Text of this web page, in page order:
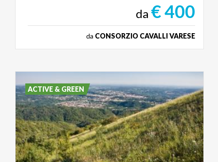
da € 400
da CONSORZIO CAVALLI VARESE
ACTIVE & GREEN